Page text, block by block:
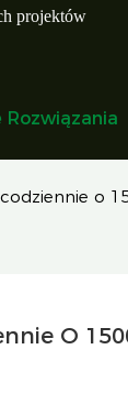
projektów
Rozwiązania
o
O